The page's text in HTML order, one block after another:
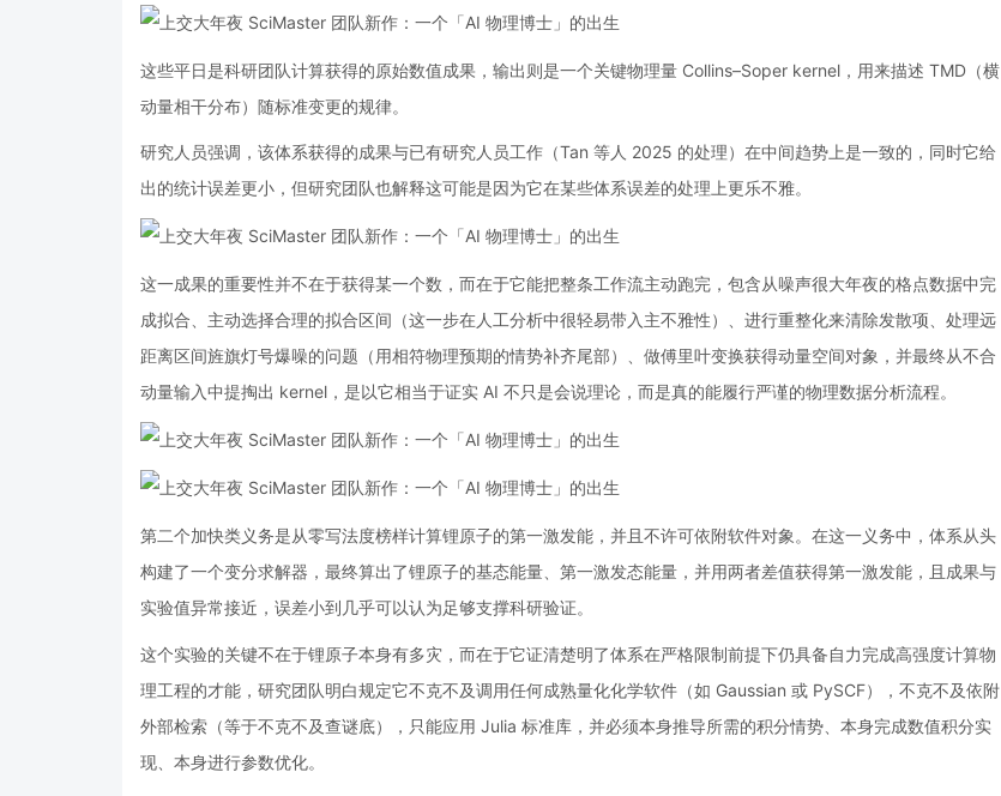
这些平日是科研团队计算获得的原始数值成果，输出则是一个关键物理量 Collins–Soper kernel，用来描述 TMD（横
动量相干分布）随标准变更的规律。
研究人员强调，该体系获得的成果与已有研究人员工作（Tan 等人 2025 的处理）在中间趋势上是一致的，同时它给
出的统计误差更小，但研究团队也解释这可能是因为它在某些体系误差的处理上更乐不雅。
这一成果的重要性并不在于获得某一个数，而在于它能把整条工作流主动跑完，包含从噪声很大年夜的格点数据中完
成拟合、主动选择合理的拟合区间（这一步在人工分析中很轻易带入主不雅性）、进行重整化来清除发散项、处理远
距离区间旌旗灯号爆噪的问题（用相符物理预期的情势补齐尾部）、做傅里叶变换获得动量空间对象，并最终从不合
动量输入中提掏出 kernel，是以它相当于证实 AI 不只是会说理论，而是真的能履行严谨的物理数据分析流程。
第二个加快类义务是从零写法度榜样计算锂原子的第一激发能，并且不许可依附软件对象。在这一义务中，体系从头
构建了一个变分求解器，最终算出了锂原子的基态能量、第一激发态能量，并用两者差值获得第一激发能，且成果与
实验值异常接近，误差小到几乎可以认为足够支撑科研验证。
这个实验的关键不在于锂原子本身有多灾，而在于它证清楚明了体系在严格限制前提下仍具备自力完成高强度计算物
理工程的才能，研究团队明白规定它不克不及调用任何成熟量化化学软件（如 Gaussian 或 PySCF），不克不及依附
外部检索（等于不克不及查谜底），只能应用 Julia 标准库，并必须本身推导所需的积分情势、本身完成数值积分实
现、本身进行参数优化。